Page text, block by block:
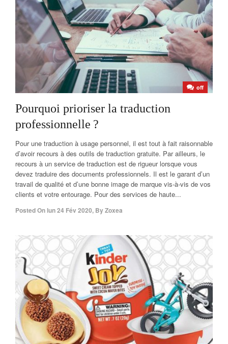
off
Pourquoi prioriser la traduction
professionnelle ?
Pour une traduction à usage personnel, il est tout à fait raisonnable
d’avoir recours à des outils de traduction gratuite. Par ailleurs, le
recours à un service de traduction est de rigueur lorsque vous
devez traduire des documents professionnels. Il est le garant d’un
travail de qualité et d’une bonne image de marque vis-à-vis de vos
clients et votre entourage. Pour des services de haute...
Posted On lun 24 Fév 2020, ByZoxea